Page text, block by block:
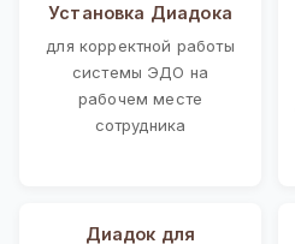
Установка Диадока
для корректной работы
системы ЭДО на
рабочем месте
сотрудника
Диадок для